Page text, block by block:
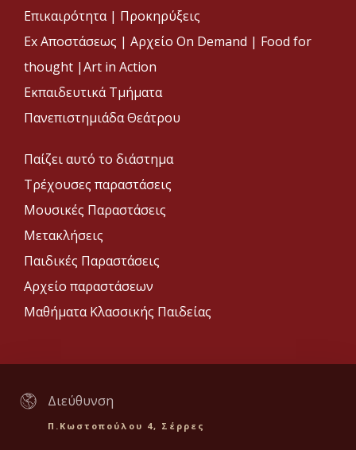
Επικαιρότητα | Προκηρύξεις
Ex Αποστάσεως | Αρχείο On Demand | Food for
thought |Art in Action
Εκπαιδευτικά Τμήματα
Πανεπιστημιάδα Θεάτρου
Παίζει αυτό το διάστημα
Τρέχουσες παραστάσεις
Μουσικές Παραστάσεις
Μετακλήσεις
Παιδικές Παραστάσεις
Αρχείο παραστάσεων
Μαθήματα Κλασσικής Παιδείας
Διεύθυνση
Π.Κωστοπούλου 4, Σέρρες